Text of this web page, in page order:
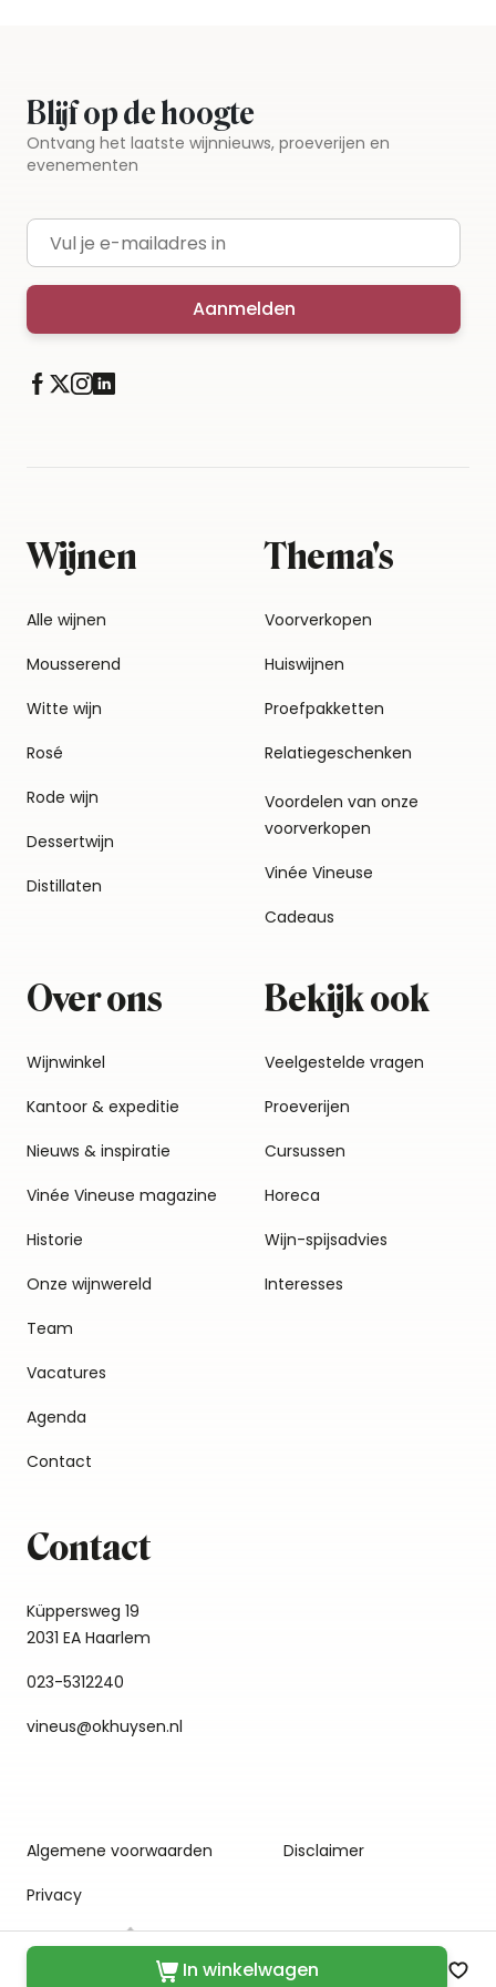
In winkelwagen Zet
Blijf op de hoogte
Ontvang het laatste wijnnieuws, proeverijen en
evenementen
E-mailadres
Aanmelden
Wijnen
Alle wijnen
Mousserend
Witte wijn
Rosé
Rode wijn
Dessertwijn
Distillaten
Thema's
Voorverkopen
Huiswijnen
Proefpakketten
Relatiegeschenken
Voordelen van onze
voorverkopen
Vinée Vineuse
Cadeaus
Over ons
Wijnwinkel
Kantoor & expeditie
Nieuws & inspiratie
Vinée Vineuse magazine
Historie
Onze wijnwereld
Team
Vacatures
Agenda
Contact
Bekijk ook
Veelgestelde vragen
Proeverijen
Cursussen
Horeca
Wijn-spijsadvies
Interesses
Contact
Küppersweg 19
2031 EA Haarlem
023-5312240
vineus@okhuysen.nl
Algemene voorwaarden
Disclaimer
Privacy